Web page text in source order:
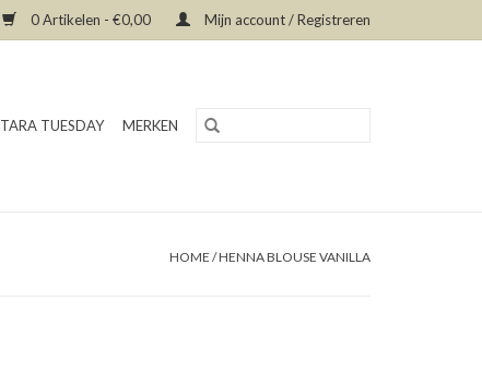
0 Artikelen - €0,00 Mijn account / Registreren
TARA TUESDAY MERKEN
HOME /HENNA BLOUSE VANILLA